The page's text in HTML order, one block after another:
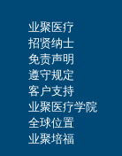
业聚医疗
招贤纳士
免责声明
遵守规定
客户支持
业聚医疗学院
全球位置
业聚培福